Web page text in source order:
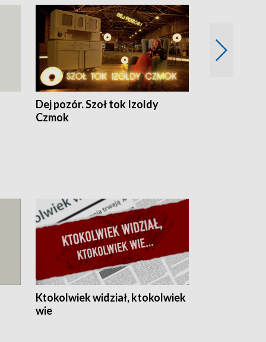
Dej pozór. Szoł tok Izoldy
Czmok
Ktokolwiek widział, ktokolwiek
wie